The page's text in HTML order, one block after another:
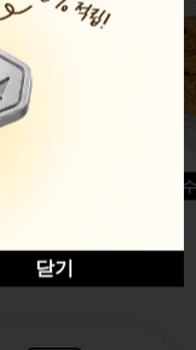
허니옥
닫기